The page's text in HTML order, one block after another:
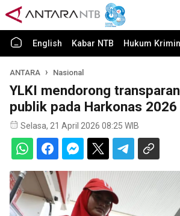
English Kabar NTB Hukum
ANTARA Nasional
YLKI mendorong
publik pada Harkonas 2026
Selasa, 21 April 2026 08:25 WIB